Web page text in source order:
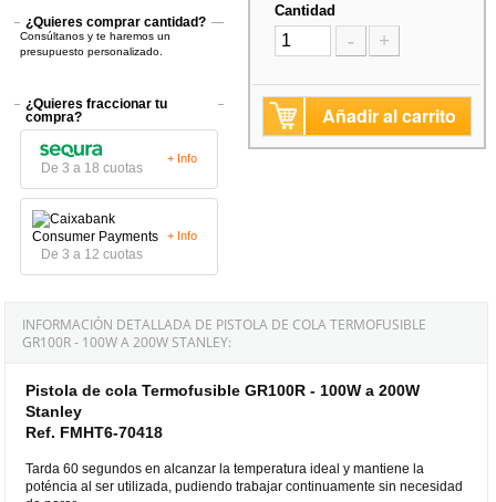
¿Quieres comprar cantidad?
Consúltanos y te haremos un
presupuesto personalizado.
¿Quieres fraccionar tu
compra?
De 3 a 18 cuotas
+ Info
De 3 a 12 cuotas
+ Info
Cantidad
- +
Añadir al carrito
INFORMACIÓN DETALLADA DE PISTOLA DE COLA TERMOFUSIBLE
GR100R - 100W A 200W STANLEY:
Pistola de cola Termofusible GR100R - 100W a 200W
Stanley
Ref. FMHT6-70418
Tarda 60 segundos en alcanzar la temperatura ideal y mantiene la
poténcia al ser utilizada, pudiendo trabajar continuamente sin necesidad